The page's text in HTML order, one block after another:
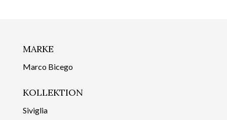
MARKE
Marco Bicego
KOLLEKTION
Siviglia